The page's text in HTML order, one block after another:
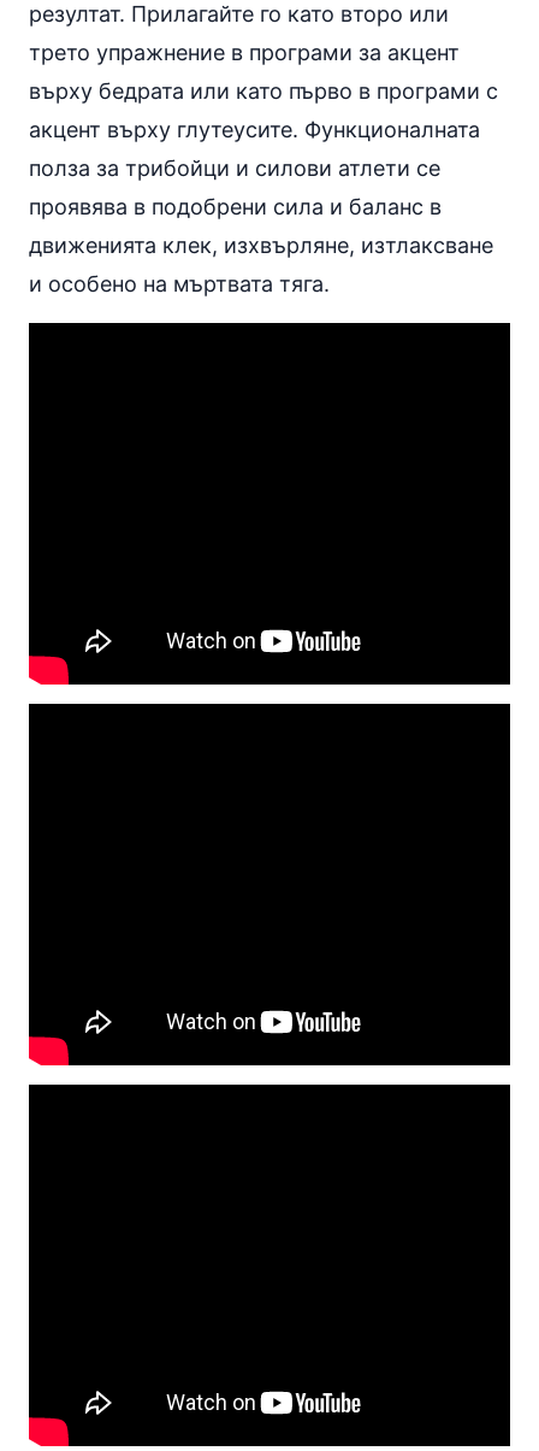
резултат. Прилагайте го като второ или
трето упражнение в програми за акцент
върху бедрата или като първо в програми с
акцент върху глутеусите. Функционалната
полза за трибойци и силови атлети се
проявява в подобрени сила и баланс в
движенията клек, изхвърляне, изтлаксване
и особено на мъртвата тяга.